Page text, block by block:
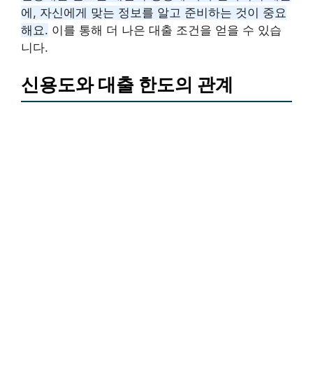
에, 자신에게 맞는 정보를 알고 준비하는 것이 중요
해요. 이를 통해 더 나은 대출 조건을 얻을 수 있습
니다.
신용도와 대출 한도의 관계